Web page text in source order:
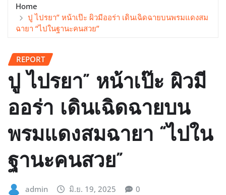
Home
ปู ไปรยา” หน้าเป๊ะ ผิวมีออร่า เดินเฉิดฉายบนพรมแดงสม
ฉายา “ไปในฐานะคนสวย”
REPORT
ปู ไปรยา” หน้าเป๊ะ ผิวมี
ออร่า เดินเฉิดฉายบน
พรมแดงสมฉายา “ไปใน
ฐานะคนสวย”
admin มิ.ย. 19, 2025 0